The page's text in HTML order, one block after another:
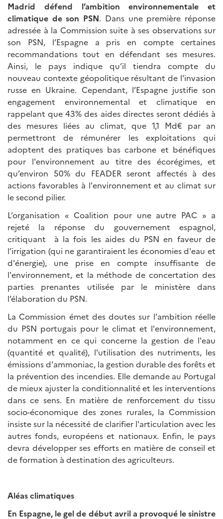
Madrid défend l’ambition environnementale et
climatique de son PSN. Dans une première réponse
adressée à la Commission suite à ses observations sur
son PSN, l’Espagne a pris en compte certaines
recommandations tout en défendant ses mesures.
Ainsi, le pays indique qu’il tiendra compte du
nouveau contexte géopolitique résultant de l'invasion
russe en Ukraine. Cependant, l’Espagne justifie son
engagement environnemental et climatique en
rappelant que 43% des aides directes seront dédiés à
des mesures liées au climat, que 1,1 Md€ par an
permettront de rémunérer les exploitations qui
adoptent des pratiques bas carbone et bénéfiques
pour l'environnement au titre des écorégimes, et
qu’environ 50% du FEADER seront affectés à des
actions favorables à l'environnement et au climat sur
le second pilier.
L’organisation « Coalition pour une autre PAC » a
rejeté la réponse du gouvernement espagnol,
critiquant à la fois les aides du PSN en faveur de
l’irrigation (qui ne garantiraient les économies d'eau et
d'énergie), une prise en compte insuffisante de
l'environnement, et la méthode de concertation des
parties prenantes utilisée par le ministère dans
l’élaboration du PSN.
La Commission émet des doutes sur l'ambition réelle
du PSN portugais pour le climat et l'environnement,
notamment en ce qui concerne la gestion de l'eau
(quantité et qualité), l'utilisation des nutriments, les
émissions d'ammoniac, la gestion durable des forêts et
la prévention des incendies. Elle demande au Portugal
de mieux ajuster la conditionnalité et les interventions
dans ce sens. En matière de renforcement du tissu
socio-économique des zones rurales, la Commission
insiste sur la nécessité de clarifier l'articulation avec les
autres fonds, européens et nationaux. Enfin, le pays
devra développer ses efforts en matière de conseil et
de formation à destination des agriculteurs.
Aléas climatiques
En Espagne, le gel de début avril a provoqué le sinistre